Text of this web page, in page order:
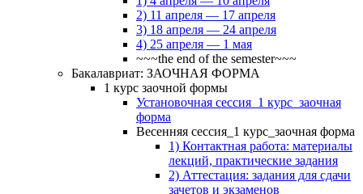
2) 11 апреля — 17 апреля
3) 18 апреля — 24 апреля
4) 25 апреля — 1 мая
~~~the end of the semester~~~
Бакалавриат: ЗАОЧНАЯ ФОРМА
1 курс заочной формы
Установочная сессия_1 курс_заочная
форма
Весенняя сессия_1 курс_заочная форма
1) Контактная работа: материалы
лекций, практические задания
2) Аттестация: задания для сдачи
зачетов и экзаменов